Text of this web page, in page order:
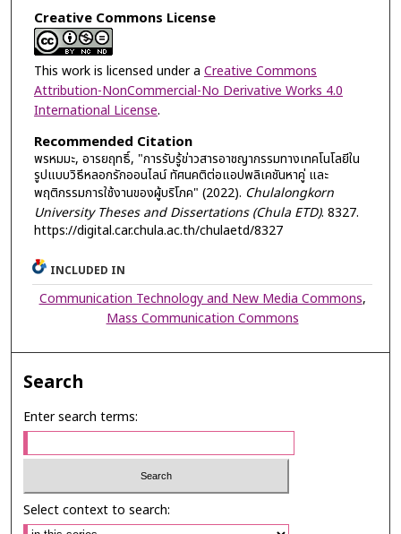
Creative Commons License
This work is licensed under a Creative Commons
Attribution-NonCommercial-No Derivative Works 4.0
International License.
Recommended Citation
พรหมมะ, อารยฤทธิ์, "การรับรู้ข่าวสารอาชญากรรมทางเทคโนโลยีใน
รูปแบบวิธีหลอกรักออนไลน์ ทัศนคติต่อแอปพลิเคชันหาคู่ และ
พฤติกรรมการใช้งานของผู้บริโภค" (2022). Chulalongkorn
University Theses and Dissertations (Chula ETD). 8327.
https://digital.car.chula.ac.th/chulaetd/8327
INCLUDED IN
Communication Technology and New Media Commons,
Mass Communication Commons
Search
Enter search terms:
Select context to search: